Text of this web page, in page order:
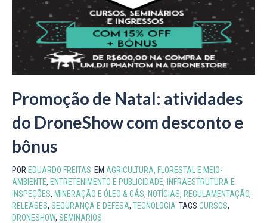
Promoção de Natal: atividades
do DroneShow com desconto e
bônus
POR EDUARDO FREITAS EM AGRICULTURA, FLORESTAL E MEIO-
AMBIENTE, ENTRETENIMENTO E PUBLICIDADE, INFRAESTRUTURA E
INSPEÇÕES, MINERAÇÃO E ÓLEO & GÁS, NOTÍCIAS, REGULAMENTAÇÃO,
RELEASES, SEGURANÇA E DEFESA, TECNOLOGIA TAGS CURSOS,
DRONESHOW, SEMINARIOS